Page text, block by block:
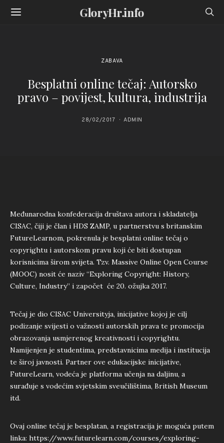
GloryHr.info
ZABAVA
Besplatni online tečaj: Autorsko
pravo – povijest, kultura, industrija
28/02/2017 ADMIN
Međunarodna konfederacija društava autora i skladatelja
CISAC, čiji je član i HDS ZAMP, u partnerstvu s britanskim
FutureLearnom, pokrenula je besplatni online tečaj o
copyrightu i autorskom pravu koji će biti dostupan
korisnicima širom svijeta. Tzv. Massive Online Open Course
(MOOC) nosit će naziv “Exploring Copyright: History,
Culture, Industry” i započet će 20. ožujka 2017.
Tečaj je dio CISAC Universityja, inicijative kojoj je cilj
podizanje svijesti o važnosti autorskih prava te promocija
obrazovanja usmjerenog kreativnosti i copyrightu.
Namijenjen je studentima, predstavnicima medija i institucija
te široj javnosti. Partner ove edukacijske inicijative,
FutureLearn, vodeća je platforma učenja na daljinu, a
surađuje s vodećim svjetskim sveučilištima, British Museum
itd.
Ovaj online tečaj je besplatan, a registracija je moguća putem
linka: https://www.futurelearn.com/courses/exploring-